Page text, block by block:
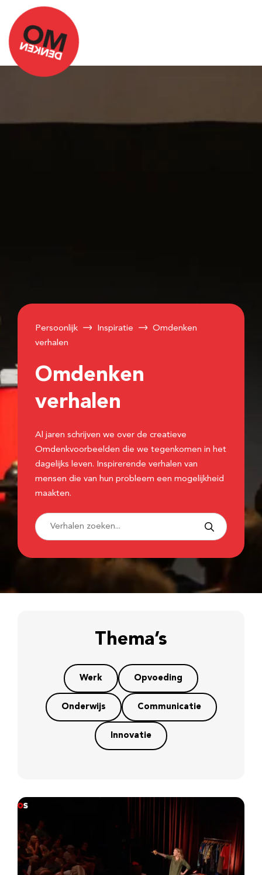
Persoonlijk Inspiratie
Omdenken
verhalen
Omdenken
verhalen
Al jaren schrijven we over de creatieve
Omdenkvoorbeelden die we tegenkomen in het
dagelijks leven. Inspirerende verhalen van
mensen die van hun probleem een mogelijkheid
maakten.
Thema’s
Werk Opvoeding
Onderwijs Communicatie
Innovatie